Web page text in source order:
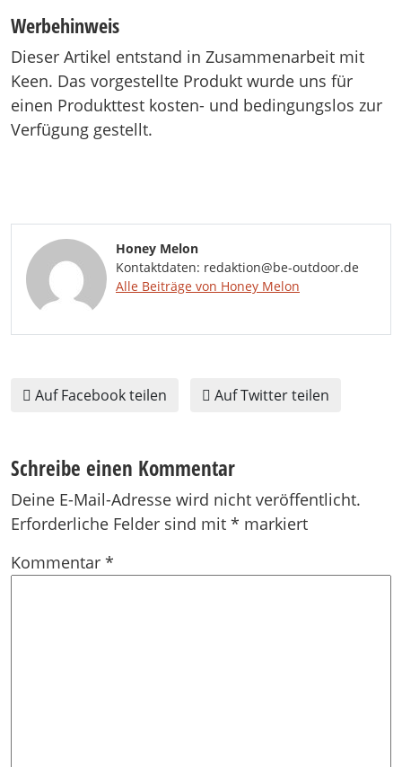
Werbehinweis
Dieser Artikel entstand in Zusammenarbeit mit
Keen. Das vorgestellte Produkt wurde uns für
einen Produkttest kosten- und bedingungslos zur
Verfügung gestellt.
Honey Melon
Kontaktdaten: redaktion@be-outdoor.de
Alle Beiträge von Honey Melon
Auf Facebook teilen Auf Twitter teilen
Schreibe einen Kommentar
Deine E-Mail-Adresse wird nicht veröffentlicht.
Erforderliche Felder sind mit * markiert
Kommentar *